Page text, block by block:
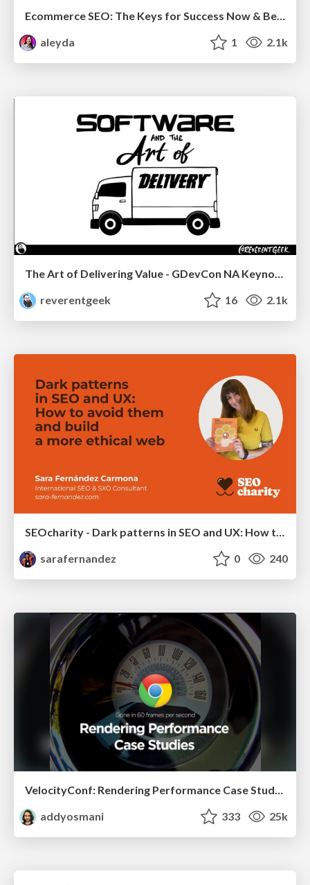
Ecommerce SEO: The Keys for Success Now & Beyond - #SERPConf2024
aleyda
1 2.1k
The Art of Delivering Value - GDevCon NA Keynote
reverentgeek
16 2.1k
SEOcharity - Dark patterns in SEO and UX: How to avoid them and build a more ethical web
sarafernandez
0 240
VelocityConf: Rendering Performance Case Studies
addyosmani
333 25k